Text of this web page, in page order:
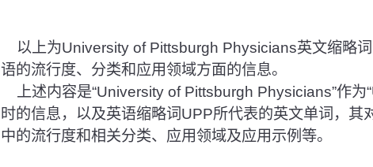
以上为University of Pittsburgh Physicians英文缩略词
语的流行度、分类和应用领域方面的信息。
上述内容是“University of Pittsburgh Physicians”作为
时的信息，以及英语缩略词UPP所代表的英文单词，
中的流行度和相关分类、应用领域及应用示例等。